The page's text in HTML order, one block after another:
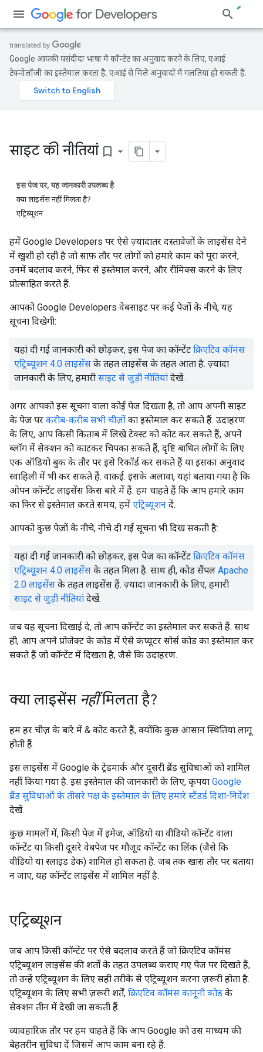
Google आपकी पसंदीदा भाषा में कॉन्टेंट का अनुवाद करने के लिए, एआई
टेक्नोलॉजी का इस्तेमाल करता है. एआई से मिले अनुवादों में गलतियां हो सकती हैं.
साइट की नीतियां bookmark_border
इस पेज पर, यह जानकारी उपलब्ध है
क्या लाइसेंस नहीं मिलता है?
एट्रिब्यूशन
हमें Google Developers पर ऐसे ज़्यादातर दस्तावेज़ों के लाइसेंस देने
में खुशी हो रही है जो साफ़ तौर पर लोगों को हमारे काम को पूरा करने,
उनमें बदलाव करने, फिर से इस्तेमाल करने, और रीमिक्स करने के लिए
प्रोत्साहित करते हैं.
आपको Google Developers वेबसाइट पर कई पेजों के नीचे, यह
सूचना दिखेगी:
यहां दी गई जानकारी को छोड़कर, इस पेज का कॉन्टेंट क्रिएटिव कॉमंस
एट्रिब्यूशन 4.0 लाइसेंस के तहत लाइसेंस के तहत आता है. ज़्यादा
जानकारी के लिए, हमारी साइट से जुड़ी नीतियां देखें.
अगर आपको इस सूचना वाला कोई पेज दिखता है, तो आप अपनी साइट
के पेज पर करीब-करीब सभी चीज़ों का इस्तेमाल कर सकते हैं. उदाहरण
के लिए, आप किसी किताब में लिखे टेक्स्ट को कोट कर सकते हैं, अपने
ब्लॉग में सेक्शन को काटकर चिपका सकते हैं, दृष्टि बाधित लोगों के लिए
एक ऑडियो बुक के तौर पर इसे रिकॉर्ड कर सकते हैं या इसका अनुवाद
स्वाहिली में भी कर सकते हैं. वाक़ई. इसके अलावा, यहां बताया गया है कि
ओपन कॉन्टेंट लाइसेंस किस बारे में हैं. हम चाहते हैं कि आप हमारे काम
का फिर से इस्तेमाल करते समय, हमें एट्रिब्यूशन दें.
आपको कुछ पेजों के नीचे, नीचे दी गई सूचना भी दिख सकती है:
यहां दी गई जानकारी को छोड़कर, इस पेज का कॉन्टेंट क्रिएटिव कॉमंस
एट्रिब्यूशन 4.0 लाइसेंस के तहत मिला है. साथ ही, कोड सैंपल Apache
2.0 लाइसेंस के तहत लाइसेंस हैं. ज़्यादा जानकारी के लिए, हमारी
साइट से जुड़ी नीतियां देखें.
जब यह सूचना दिखाई दे, तो आप कॉन्टेंट का इस्तेमाल कर सकते हैं. साथ
ही, आप अपने प्रोजेक्ट के कोड में ऐसे कंप्यूटर सोर्स कोड का इस्तेमाल कर
सकते हैं जो कॉन्टेंट में दिखता है, जैसे कि उदाहरण.
क्या लाइसेंस नहींमिलता है?
हम हर चीज़ के बारे में & कोट करते हैं, क्योंकि कुछ आसान स्थितियां लागू
होती हैं.
इस लाइसेंस में Google के ट्रेडमार्क और दूसरी ब्रैंड सुविधाओं को शामिल
नहीं किया गया है. इस इस्तेमाल की जानकारी के लिए, कृपया Google
ब्रैंड सुविधाओं के तीसरे पक्ष के इस्तेमाल के लिए हमारे स्टैंडर्ड दिशा-निर्देश
देखें.
कुछ मामलों में, किसी पेज में इमेज, ऑडियो या वीडियो कॉन्टेंट वाला
कॉन्टेंट या किसी दूसरे वेबपेज पर मौजूद कॉन्टेंट का लिंक (जैसे कि
वीडियो या स्लाइड डेक) शामिल हो सकता है. जब तक खास तौर पर बताया
न जाए, यह कॉन्टेंट लाइसेंस में शामिल नहीं है.
एट्रिब्यूशन
जब आप किसी कॉन्टेंट पर ऐसे बदलाव करते हैं जो क्रिएटिव कॉमंस
एट्रिब्यूशन लाइसेंस की शर्तों के तहत उपलब्ध कराए गए पेज पर दिखते हैं,
तो उन्हें एट्रिब्यूशन के लिए सही तरीके से एट्रिब्यूशन करना ज़रूरी होता है.
एट्रिब्यूशन के लिए सभी ज़रूरी शर्तें, क्रिएटिव कॉमंस कानूनी कोड के
सेक्शन तीन में देखी जा सकती हैं.
व्यावहारिक तौर पर हम चाहते हैं कि आप Google को उस माध्यम की
बेहतरीन सुविधा दें जिसमें आप काम बना रहे हैं.